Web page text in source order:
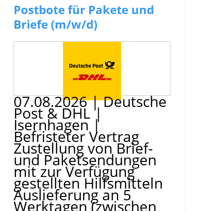
Postbote für Pakete und
Briefe (m/w/d)
07.08.2026|Deutsche
Post & DHL |
Isernhagen |
Befristeter Vertrag
Zustellung von Brief-
und Paketsendungen
mit zur Verfügung
gestellten Hilfsmitteln
Auslieferung an 5
Werktagen (zwischen